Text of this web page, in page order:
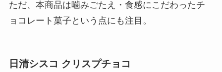
ただ、本商品は噛みごたえ・食感にこだわったチ
ョコレート菓子という点にも注目。
日清シスコ クリスプチョコ